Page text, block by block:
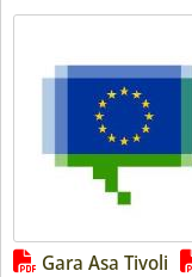
Lista allegati
Gara Asa Tivoli